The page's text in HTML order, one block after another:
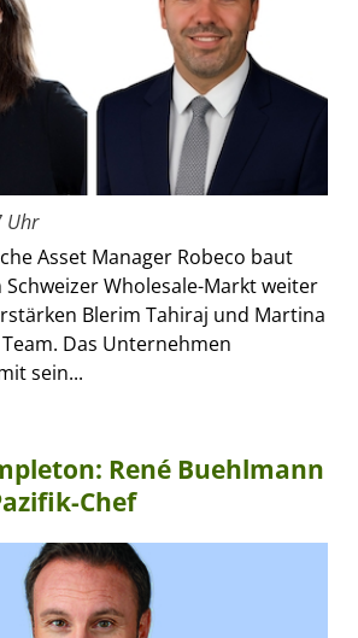
Uhr
Asset Manager Robeco baut
Schweizer Wholesale-Markt weiter
Blerim Tahiraj und Martina
Das Unternehmen
sein...
René Buehlmann
Chef